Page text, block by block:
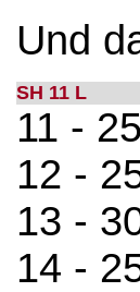
Und
SH 11 L
11 - 25
12 -
13 -
14 -